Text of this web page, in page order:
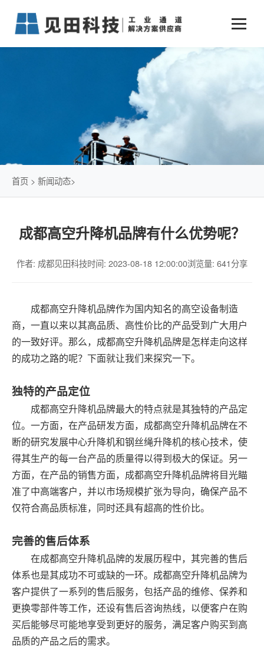
业务中心
仓储物流通道解决方案
智能立体库解决方案
简易升降机解决方案
新闻动态 +
传统仓储物流
石油化工行业
发展历程
首页 > 新闻动态>
成都高空升降机品牌有什么优势呢？
作者: 成都见田科技时间: 2023-08-18 12:00:00浏览量: 641分享
成都高空升降机品牌作为国内知名的高空设备制造
商，一直以来以其高品质、高性价比的产品受到广大用户
的一致好评。那么，成都高空升降机品牌是怎样走向这样
的成功之路的呢？下面就让我们来探究一下。
独特的产品定位
成都高空升降机品牌最大的特点就是其独特的产品定
位。一方面，在产品研发方面，成都高空升降机品牌在不
断的研究发展中心升降机和钢丝绳升降机的核心技术，使
得其生产的每一台产品的质量得以得到极大的保证。另一
方面，在产品的销售方面，成都高空升降机品牌将目光瞄
准了中高端客户，并以市场规模扩张为导向，确保产品不
仅符合高品质标准，同时还具有超高的性价比。
完善的售后体系
在成都高空升降机品牌的发展历程中，其完善的售后
体系也是其成功不可或缺的一环。成都高空升降机品牌为
客户提供了一系列的售后服务，包括产品的维修、保养和
更换零部件等工作，还设有售后咨询热线，以便客户在购
买后能够尽可能地享受到更好的服务，满足客户购买到高
品质的产品之后的需求。